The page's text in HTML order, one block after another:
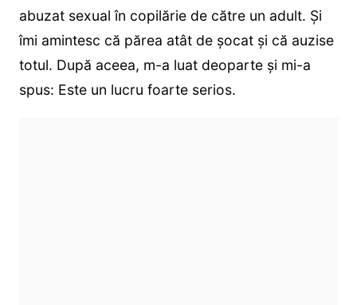
abuzat sexual în copilărie de către un adult. Și
îmi amintesc că părea atât de șocat și că auzise
totul. După aceea, m-a luat deoparte și mi-a
spus: Este un lucru foarte serios.